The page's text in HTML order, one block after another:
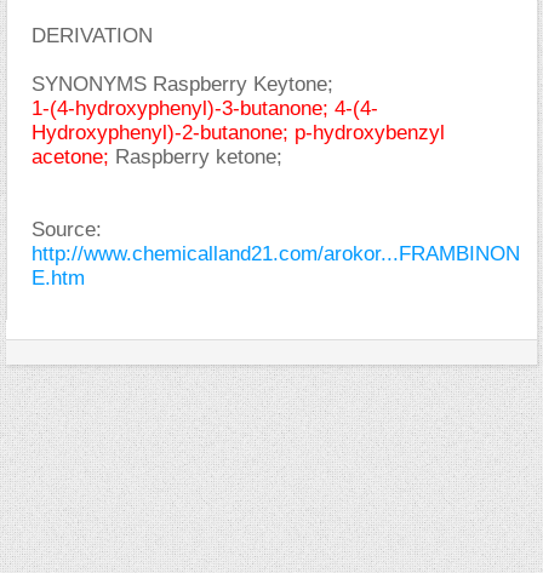
DERIVATION
SYNONYMS Raspberry Keytone;
1-(4-hydroxyphenyl)-3-butanone; 4-(4-
Hydroxyphenyl)-2-butanone; p-hydroxybenzyl
acetone; Raspberry ketone;
Source:
http://www.chemicalland21.com/arokor...FRAMBINON
E.htm